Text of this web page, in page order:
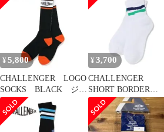
¥ 5,800
CHALLENGER LOGO
SOCKS BLACK ジャ
ガード
¥ 3,700
CHALLENGER
SHORT BORDER
SOCKS